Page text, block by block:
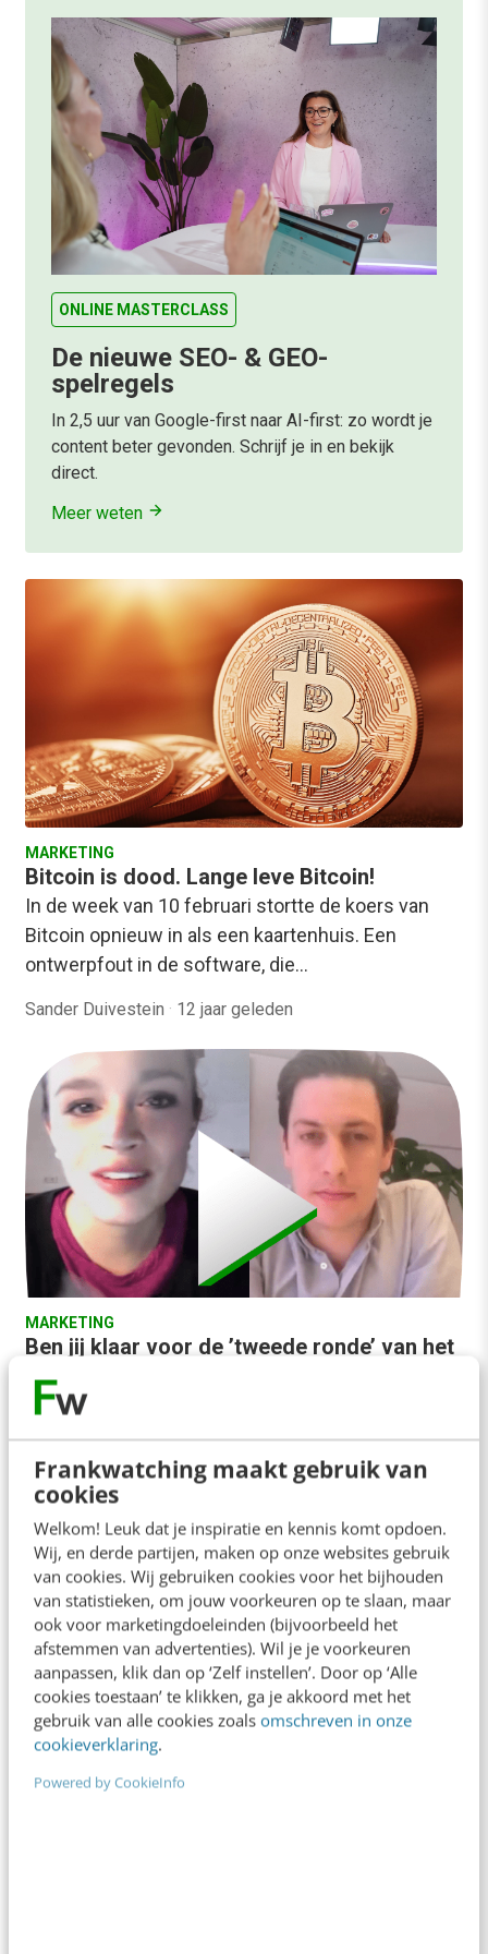
Frankwatching maakt gebruik van
cookies
Welkom! Leuk dat je inspiratie en kennis komt opdoen.
Wij, en derde partijen, maken op onze websites gebruik
van cookies. Wij gebruiken cookies voor het bijhouden
van statistieken, om jouw voorkeuren op te slaan, maar
ook voor marketingdoeleinden (bijvoorbeeld het
afstemmen van advertenties). Wil je je voorkeuren
aanpassen, klik dan op ‘Zelf instellen’. Door op ‘Alle
cookies toestaan’ te klikken, ga je akkoord met het
gebruik van alle cookies zoals omschreven in onze
cookieverklaring.
Powered by CookieInfo
ONLINE MASTERCLASS
De nieuwe SEO- & GEO-
spelregels
In 2,5 uur van Google-first naar AI-first: zo wordt je
content beter gevonden. Schrijf je in en bekijk
direct.
Meer weten
MARKETING
Bitcoin is dood. Lange leve Bitcoin!
In de week van 10 februari stortte de koers van
Bitcoin opnieuw in als een kaartenhuis. Een
ontwerpfout in de software, die…
Sander Duivestein · 12 jaar geleden
MARKETING
Ben jij klaar voor de ’tweede ronde’ van het
internet?
Internetontwikkelingen stellen je als zelfstandige
weggelegd waren voor grote organisaties. Wat
denk…
Pelpina Trip· 12 jaar geleden